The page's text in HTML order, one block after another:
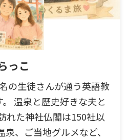
っこ
の生徒さんが通う英語教
温泉と歴史好きな夫と
れた神社仏閣は150社以
泉、ご当地グルメなど、